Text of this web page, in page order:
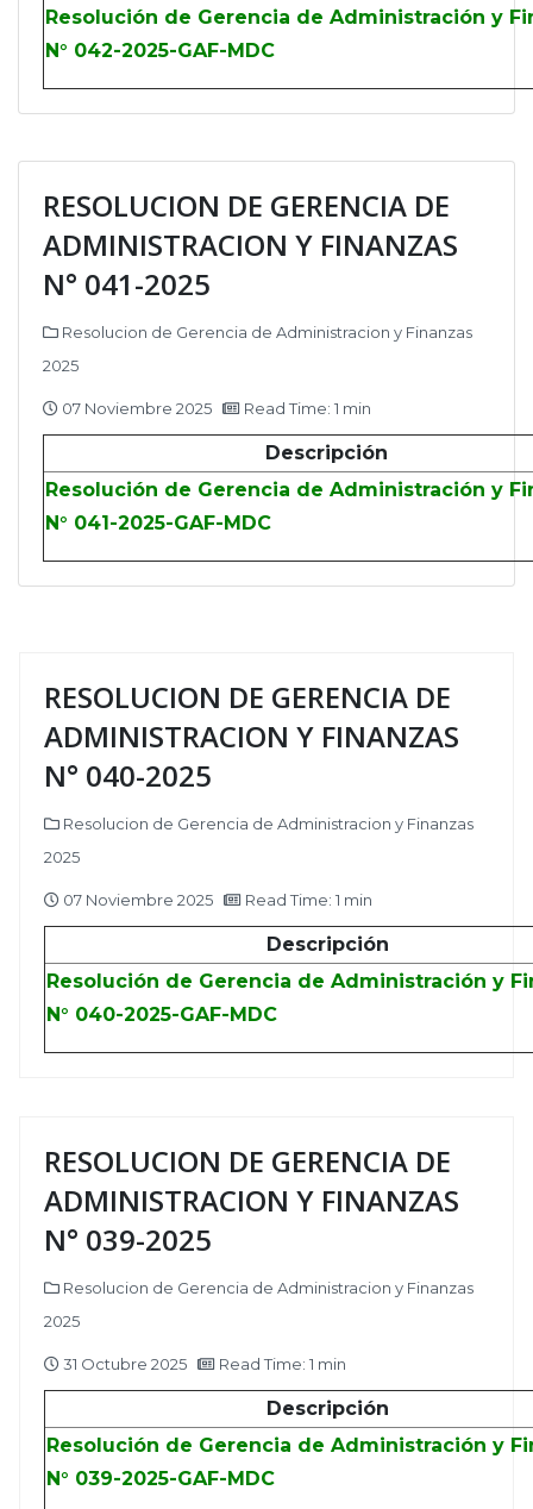
Resolución de Gerencia de Administración y
N° 042-2025-GAF-MDC
RESOLUCION DE GERENCIA DE
ADMINISTRACION Y FINANZAS
N° 041-2025
Resolucion de Gerencia de Administracion y Finanzas
2025
07 Noviembre 2025 Read Time: 1 min
Descripción
Resolución de Gerencia de Administración y
N° 041-2025-GAF-MDC
RESOLUCION DE GERENCIA DE
ADMINISTRACION Y FINANZAS
N° 040-2025
Resolucion de Gerencia de Administracion y Finanzas
2025
07 Noviembre 2025 Read Time: 1 min
Descripción
Resolución de Gerencia de Administración y
N° 040-2025-GAF-MDC
RESOLUCION DE GERENCIA DE
ADMINISTRACION Y FINANZAS
N° 039-2025
Resolucion de Gerencia de Administracion y Finanzas
2025
31 Octubre 2025 Read Time: 1 min
Descripción
Resolución de Gerencia de Administración y
N° 039-2025-GAF-MDC